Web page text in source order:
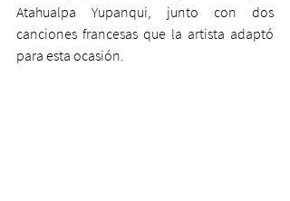
Atahualpa Yupanqui, junto con dos
canciones francesas que la artista adaptó
para esta ocasión.